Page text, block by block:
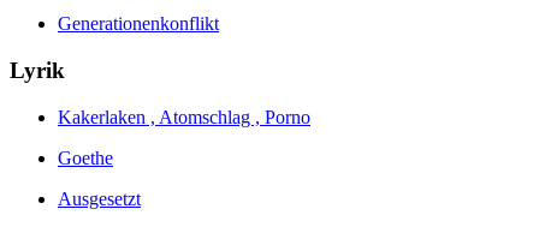
Generationenkonflikt
Lyrik
Kakerlaken , Atomschlag , Porno
Goethe
Ausgesetzt